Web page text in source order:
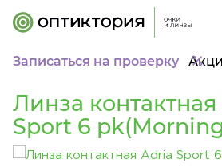
Записаться на проверку
Линза
Sport 6